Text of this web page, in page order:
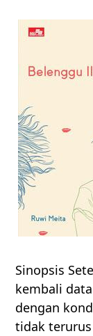
Sinopsis
kembali
dengan
tidak